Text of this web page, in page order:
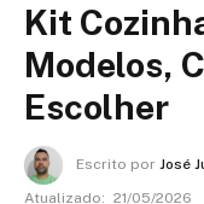
Kit
Modelos,
Escolher
Escrito por José
Atualizado: 21/05/2026